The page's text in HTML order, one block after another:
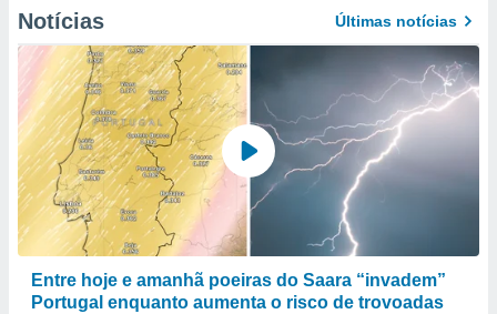
Notícias Últimas notícias
Entre hoje e amanhã poeiras do Saara “invadem”
Portugal enquanto aumenta o risco de trovoadas